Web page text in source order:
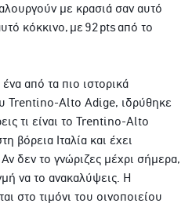
με κρασιά σαν αυτό
κόκκινο, με 92ptsαπό το
από τα πιο ιστορικά
Trentino-Alto Adige, ιδρύθηκε
τι είναι το Trentino-Alto
βόρεια Ιταλία και έχει
δεν το γνώριζες μέχρι σήμερα,
να το ανακαλύψεις. Η
στο τιμόνι του οινοποιείου